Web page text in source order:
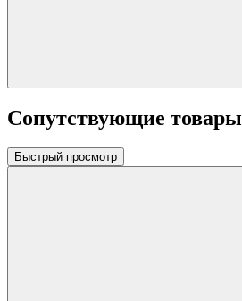
Сопутствующие товары
Быстрый просмотр